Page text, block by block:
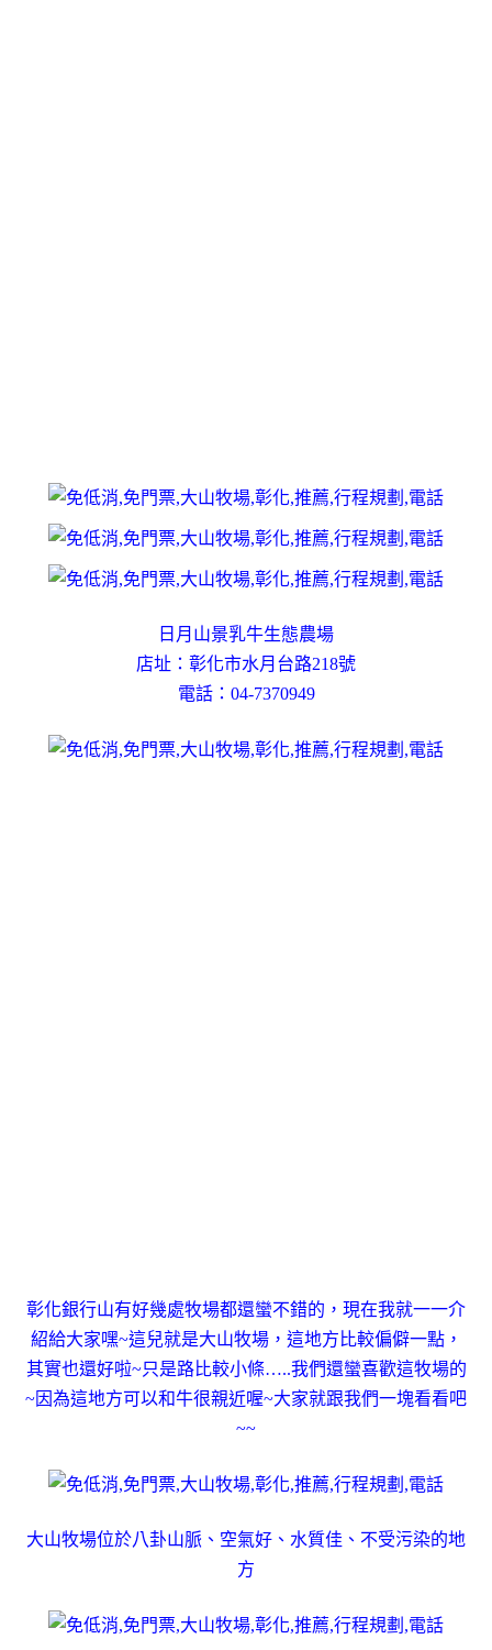
日月山景乳牛生態農場
店址：彰化市水月台路218號
電話：04-7370949
彰化銀行山有好幾處牧場都還蠻不錯的，現在我就一一介
紹給大家嘿~這兒就是大山牧場，這地方比較偏僻一點，
其實也還好啦~只是路比較小條…..我們還蠻喜歡這牧場的
~因為這地方可以和牛很親近喔~大家就跟我們一塊看看吧
~~
大山牧場位於八卦山脈、空氣好、水質佳、不受污染的地
方